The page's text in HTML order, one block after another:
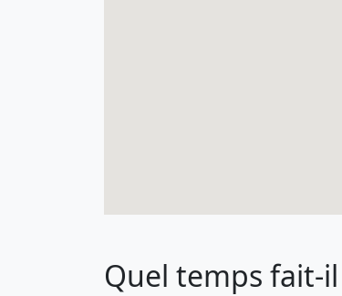
Quel temps fait-